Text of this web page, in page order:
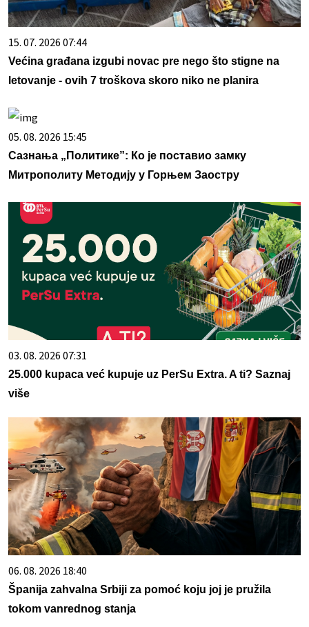
15. 07. 2026 07:44
Većina građana izgubi novac pre nego što stigne na
letovanje - ovih 7 troškova skoro niko ne planira
05. 08. 2026 15:45
Сазнања „Политике”: Ко је поставио замку
Митрополиту Методију у Горњем Заостру
03. 08. 2026 07:31
25.000 kupaca već kupuje uz PerSu Extra. A ti? Saznaj
više
06. 08. 2026 18:40
Španija zahvalna Srbiji za pomoć koju joj je pružila
tokom vanrednog stanja